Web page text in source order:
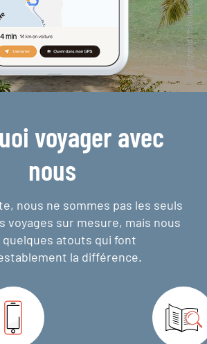
voyager avec
nous
nous ne sommes pas les seuls
voyages sur mesure, mais nous
quelques atouts qui font
la différence.